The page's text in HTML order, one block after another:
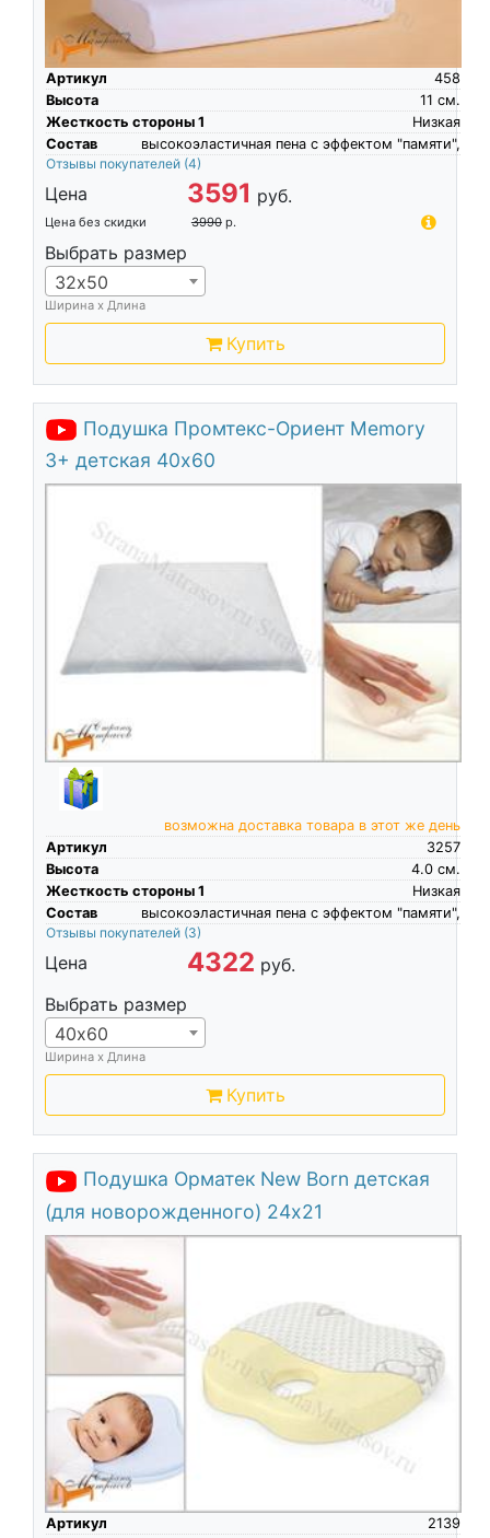
Артикул
458
Высота
см.
11
Жесткость стороны 1
Низкая
Состав
высокоэластичная пена c эффектом "памяти",
Отзывы покупателей (4)
Цена 3591 руб.
Цена без скидки 3990 р.
Выбрать размер
32х50
Ширина х Длина
Купить
Подушка Промтекс-Ориент Memory
3+ детская 40х60
возможна доставка товара в этот же день
Артикул
3257
Высота
см.
4.0
Жесткость стороны 1
Низкая
Состав
высокоэластичная пена c эффектом "памяти",
Отзывы покупателей (3)
Цена 4322 руб.
Выбрать размер
40х60
Ширина х Длина
Купить
Подушка Орматек New Born детская
(для новорожденного) 24х21
Артикул
2139